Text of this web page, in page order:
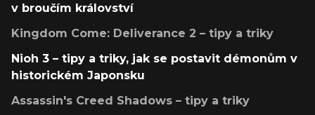
v broučím království
Kingdom Come: Deliverance 2 – tipy a triky
Nioh 3 – tipy a triky, jak se postavit démonům v
historickém Japonsku
Assassin's Creed Shadows – tipy a triky